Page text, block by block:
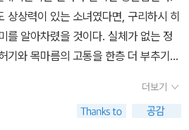
애가 지금 네게 하는 행동은 사악한 거
속에서는 그녀의 슬품의 인자가 되어
바른 분석이라면, 어떤 궤변도 다 통하
것은 모두 손가락 사이로 빠져나가버려. '
니 우리뿐이지.'-209쪽'신이치 네가 겪
겠지? 그러면 결국 그런 식의 글이 나올
거나, 피해를 입은 신이치의 가족을 위
얼마나 어리석고 비참한가, 하고 애당
거야.''......''그래서, 그런 인수분해 속에
피해자가 되겠지. 하기야 그애가 나쁜
상상력이 있는 소녀였다면, 구리하시 히
를 알아차렸을 것이다. 실체가 없는 정
기와 목마름의 고통을 한층 더 부추기는
에 대해서나 얼마나 외로운 존재인가를
모습이 가감 없이 드러나는 장소이다.
더보기